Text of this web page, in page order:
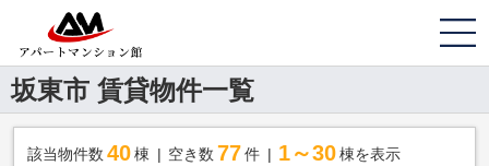
坂東市 賃貸物件一覧
該当物件数 40棟 空き数 77 件 1～30 棟を表示